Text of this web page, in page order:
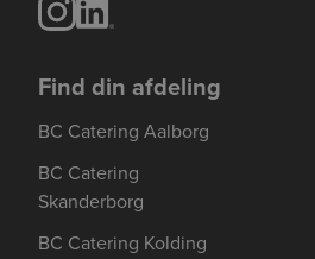
Find din afdeling
BC Catering Aalborg
BC Catering
Skanderborg
BC Catering Kolding